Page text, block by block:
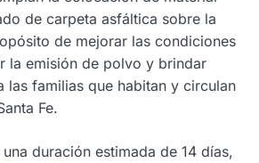
de carpeta asfáltica sobre la
de mejorar las condiciones
la emisión de polvo y brindar
las familias que habitan y circulan
Fe.
duración estimada de 14 días,